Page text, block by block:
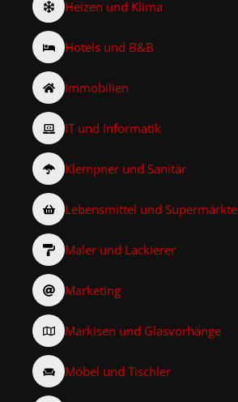
Heizen und Klima
Hotels und B&B
Immobilien
IT und Informatik
Klempner und Sanitär
Lebensmittel und Supermärkte
Maler und Lackierer
Marketing
Markisen und Glasvorhänge
Möbel und Tischler